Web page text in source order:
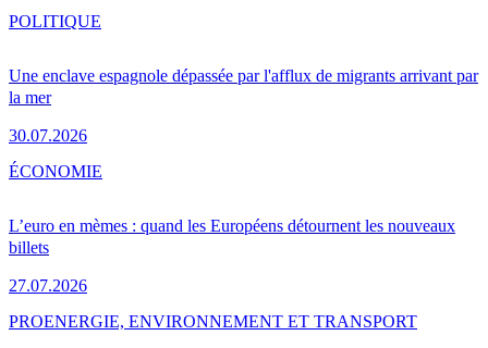
Une enclave espagnole dépassée par l'afflux de migrants arrivant par
la mer
30.07.2026
POLITIQUE
L’euro en mèmes : quand les Européens détournent les nouveaux
billets
27.07.2026
ÉCONOMIE
PROENERGIE, ENVIRONNEMENT ET TRANSPORT